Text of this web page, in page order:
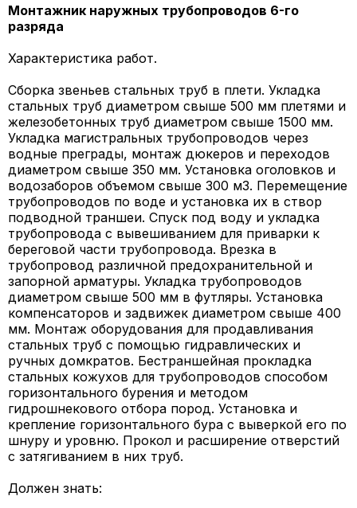
Монтажник наружных трубопроводов 6-го
разряда
Характеристика работ.
Сборка звеньев стальных труб в плети. Укладка
стальных труб диаметром свыше 500 мм плетями и
железобетонных труб диаметром свыше 1500 мм.
Укладка магистральных трубопроводов через
водные преграды, монтаж дюкеров и переходов
диаметром свыше 350 мм. Установка оголовков и
водозаборов объемом свыше 300 м3. Перемещение
трубопроводов по воде и установка их в створ
подводной траншеи. Спуск под воду и укладка
трубопровода с вывешиванием для приварки к
береговой части трубопровода. Врезка в
трубопровод различной предохранительной и
запорной арматуры. Укладка трубопроводов
диаметром свыше 500 мм в футляры. Установка
компенсаторов и задвижек диаметром свыше 400
мм. Монтаж оборудования для продавливания
стальных труб с помощью гидравлических и
ручных домкратов. Бестраншейная прокладка
стальных кожухов для трубопроводов способом
горизонтального бурения и методом
гидрошнекового отбора пород. Установка и
крепление горизонтального бура с выверкой его по
шнуру и уровню. Прокол и расширение отверстий
с затягиванием в них труб.
Должен знать: